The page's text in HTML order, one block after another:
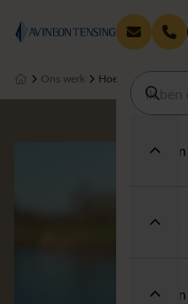
Diensten
Thema's
Sectoren
Ons werk Hoe ANB met